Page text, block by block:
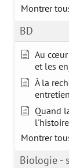
Montrer
BD
Au cœur
et les
À la
Quand
l'histoire
Montrer
Biologie -